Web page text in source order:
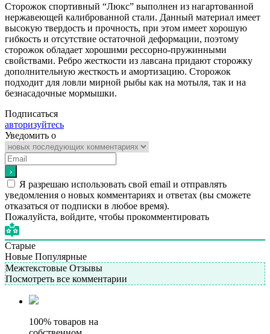
Сторожок спортивный “Люкс” выполнен из нагартованной
нержавеющей калиброванной стали. Данный материал имеет
высокую твердость и прочность, при этом имеет хорошую
гибкость и отсутствие остаточной деформации, поэтому
сторожок обладает хорошими рессорно-пружинными
свойствами. Ребро жесткости из лавсана придают сторожку
дополнительную жесткость и амортизацию. Сторожок
подходит для ловли мирной рыбы как на мотыля, так и на
безнасадочные мормышки.
Подписаться
авторизуйтесь
Уведомить о
Я разрешаю использовать свой email и отправлять
уведомления о новых комментариях и ответах (вы cможете
отказаться от подписки в любое время).
Пожалуйста, войдите, чтобы прокомментировать
Старые
Новые Популярные
Межтекстовые Отзывы
Посмотреть все комментарии
100% товаров на